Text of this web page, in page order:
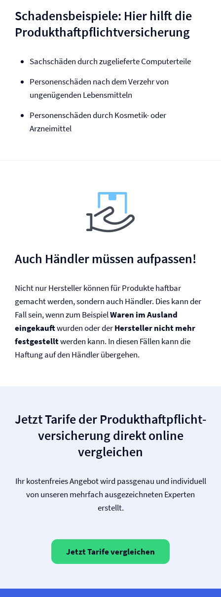
Schadensbeispiele: Hier hilft die
Produkt­haftpflicht­versicherung
Sachschäden durch zugelieferte Computerteile
Personenschäden nach dem Verzehr von
ungenügenden Lebensmitteln
Personenschäden durch Kosmetik- oder
Arzneimittel
Auch Händler müssen aufpassen!
Nicht nur Hersteller können für Produkte haftbar
gemacht werden, sondern auch Händler. Dies kann der
Fall sein, wenn zum BeispielWaren im Ausland
eingekauftwurden oder derHersteller nicht mehr
festgestelltwerden kann. In diesen Fällen kann die
Haftung auf den Händler übergehen.
Jetzt Tarife der Produkt­haftpflicht­
versicherung direkt online
vergleichen
Ihr kostenfreies Angebot wird passgenau und individuell
von unseren mehrfach ausgezeichneten Experten
erstellt.
Jetzt Tarife vergleichen